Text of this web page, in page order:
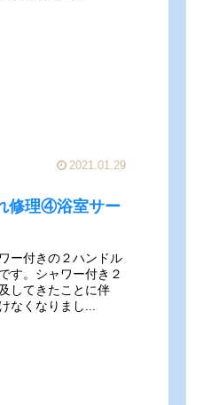
2021.01.29
修理④浴室サー
ー付きの２ハンドル
す。シャワー付き２
してきたことに伴
なくなりまし...